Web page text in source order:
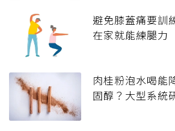
避免膝蓋痛要訓
在家就能練腿力
肉桂粉泡水喝能
固醇？大型系統